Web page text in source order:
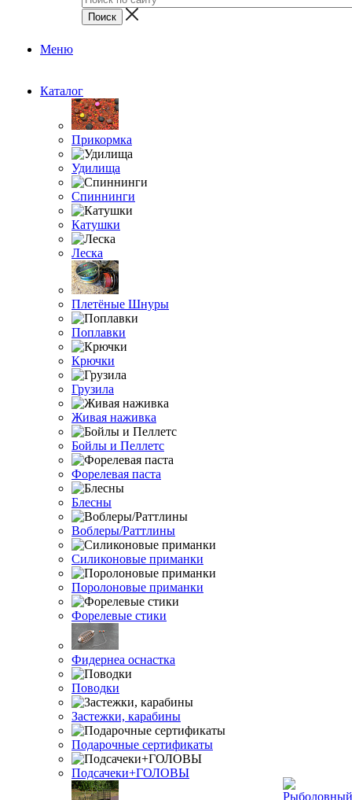
Меню
Каталог
Прикормка
Удилища
Спиннинги
Катушки
Леска
Плетёные Шнуры
Поплавки
Крючки
Грузила
Живая наживка
Бойлы и Пеллетс
Форелевая паста
Блесны
Воблеры/Раттлины
Силиконовые приманки
Поролоновые приманки
Форелевые стики
Фидернеа оснастка
Поводки
Застежки, карабины
Подарочные сертификаты
Подсачеки+ГОЛОВЫ